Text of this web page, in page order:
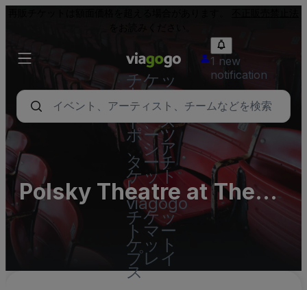
チケッ
ト - コ
ンサー
ト、ス
ポーツ
、シア
ターチ
ケット
|
viagogo
チケッ
トマー
ケット
プレイ
ス
1 new
notification
Polsky Theatre at The
Midwest Trust Center
Parking Lots (InActive)